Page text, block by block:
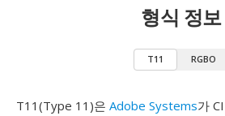
형식 정보
T11 RGBO
T11(Type 11)은 Adobe Systems가